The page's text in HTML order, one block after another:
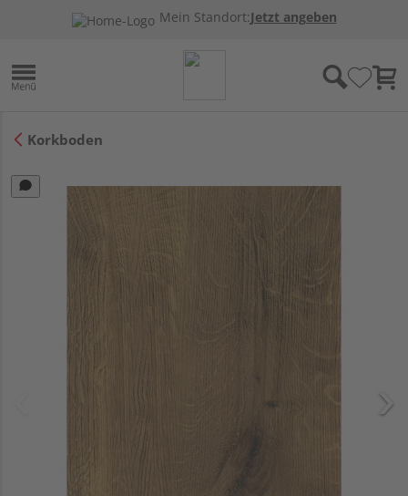
Mein Standort:Jetzt angeben
Korkboden